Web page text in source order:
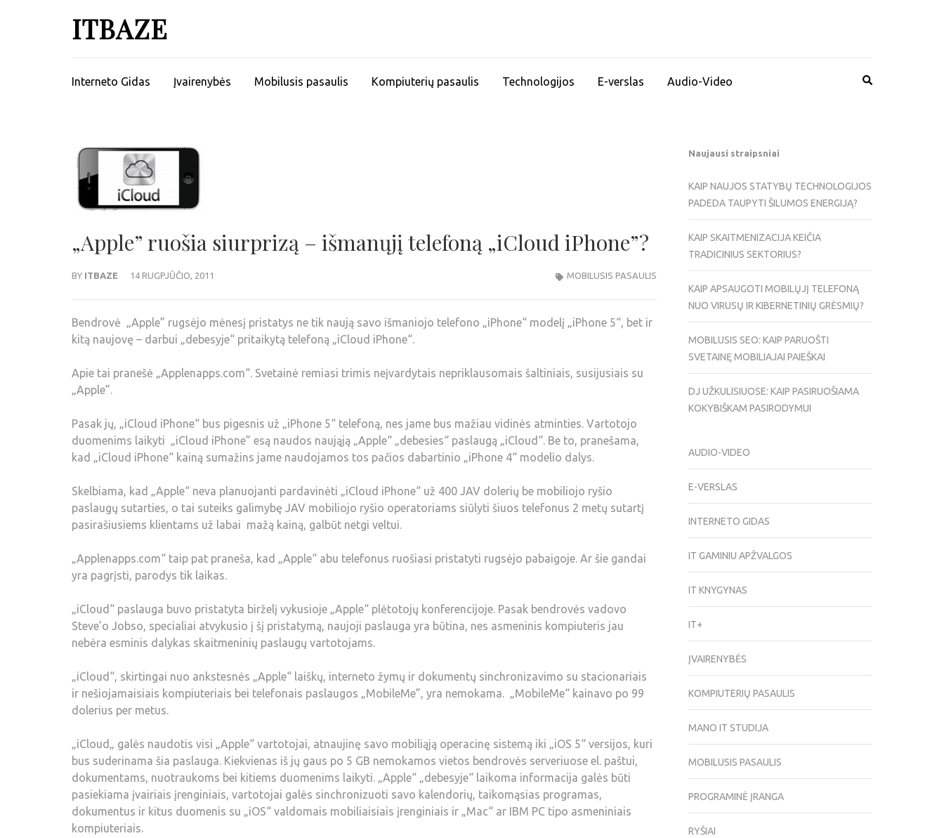
ITBAZE
Interneto Gidas Įvairenybės Mobilusis pasaulis Kompiuterių pasaulis Technologijos E-verslas Audio-Video
„Apple” ruošia siurprizą – išmanųjį telefoną „iCloud iPhone”?
BY ITBAZE 14 RUGPJŪČIO, 2011 MOBILUSIS PASAULIS
Bendrovė „Apple” rugsėjo mėnesį pristatys ne tik naują savo išmaniojo telefono „iPhone“ modelį „iPhone 5“, bet ir
kitą naujovę – darbui „debesyje“ pritaikytą telefoną „iCloud iPhone“.
Apie tai pranešė „Applenapps.com“. Svetainė remiasi trimis neįvardytais nepriklausomais šaltiniais, susijusiais su
„Apple”.
Pasak jų, „iCloud iPhone“ bus pigesnis už „iPhone 5“ telefoną, nes jame bus mažiau vidinės atminties. Vartotojo
duomenims laikyti „iCloud iPhone” esą naudos naująją „Apple“ „debesies“ paslaugą „iCloud“. Be to, pranešama,
kad „iCloud iPhone“ kainą sumažins jame naudojamos tos pačios dabartinio „iPhone 4“ modelio dalys.
Skelbiama, kad „Apple“ neva planuojanti pardavinėti „iCloud iPhone“ už 400 JAV dolerių be mobiliojo ryšio
paslaugų sutarties, o tai suteiks galimybę JAV mobiliojo ryšio operatoriams siūlyti šiuos telefonus 2 metų sutartį
pasirašiusiems klientams už labai mažą kainą, galbūt netgi veltui.
„Applenapps.com“ taip pat praneša, kad „Apple“ abu telefonus ruošiasi pristatyti rugsėjo pabaigoje. Ar šie gandai
yra pagrįsti, parodys tik laikas.
„iCloud“ paslauga buvo pristatyta birželį vykusioje „Apple“ plėtotojų konferencijoje. Pasak bendrovės vadovo
Steve’o Jobso, specialiai atvykusio į šį pristatymą, naujoji paslauga yra būtina, nes asmeninis kompiuteris jau
nebėra esminis dalykas skaitmeninių paslaugų vartotojams.
„iCloud“, skirtingai nuo ankstesnės „Apple“ laiškų, interneto žymų ir dokumentų sinchronizavimo su stacionariais
ir nešiojamaisiais kompiuteriais bei telefonais paslaugos „MobileMe”, yra nemokama. „MobileMe“ kainavo po 99
dolerius per metus.
„iCloud„ galės naudotis visi „Apple“ vartotojai, atnaujinę savo mobiliąją operacinę sistemą iki „iOS 5“ versijos, kuri
bus suderinama šia paslauga. Kiekvienas iš jų gaus po 5 GB nemokamos vietos bendrovės serveriuose el. paštui,
dokumentams, nuotraukoms bei kitiems duomenims laikyti. „Apple“ „debesyje“ laikoma informacija galės būti
pasiekiama įvairiais įrenginiais, vartotojai galės sinchronizuoti savo kalendorių, taikomąsias programas,
dokumentus ir kitus duomenis su „iOS“ valdomais mobiliaisiais įrenginiais ir „Mac“ ar IBM PC tipo asmeniniais
kompiuteriais.
Naujausi straipsniai
KAIP NAUJOS STATYBŲ TECHNOLOGIJOS
PADEDA TAUPYTI ŠILUMOS ENERGIJĄ?
KAIP SKAITMENIZACIJA KEIČIA
TRADICINIUS SEKTORIUS?
KAIP APSAUGOTI MOBILŲJĮ TELEFONĄ
NUO VIRUSŲ IR KIBERNETINIŲ GRĖSMIŲ?
MOBILUSIS SEO: KAIP PARUOŠTI
SVETAINĘ MOBILIAJAI PAIEŠKAI
DJ UŽKULISIUOSE: KAIP PASIRUOŠIAMA
KOKYBIŠKAM PASIRODYMUI
AUDIO-VIDEO
E-VERSLAS
INTERNETO GIDAS
IT GAMINIU APŽVALGOS
IT KNYGYNAS
IT+
ĮVAIRENYBĖS
KOMPIUTERIŲ PASAULIS
MANO IT STUDIJA
MOBILUSIS PASAULIS
PROGRAMINĖ ĮRANGA
RYŠIAI